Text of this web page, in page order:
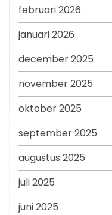
februari 2026
januari 2026
december 2025
november 2025
oktober 2025
september 2025
augustus 2025
juli 2025
juni 2025